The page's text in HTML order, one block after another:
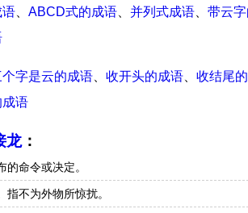
语 ABCD式的成语 并列式成语
带云
字是云的成语 收开头的成语
收结尾
语
龙：
的命令或决定。
指不为外物所惊扰。